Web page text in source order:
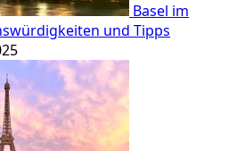
Basel im
und Tipps